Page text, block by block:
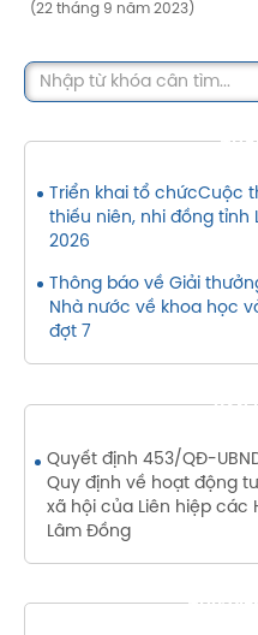
(22 tháng 9 năm 2023)
Triển khai tổ chứcCuộc
thiếu niên, nhi đồng tỉnh
2026
Thông báo về Giải
Nhà nước về khoa học
đợt 7
VĂN
Quyết định 453/QĐ-
Quy định về hoạt động
xã hội của Liên hiệp các
Lâm Đồng
THƯ